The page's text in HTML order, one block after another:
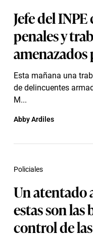
Jefe del
penales y
Esta mañana una
de delincuentes
M...
Abby Ardiles
Un atentado
estas son las
control de
Policiales